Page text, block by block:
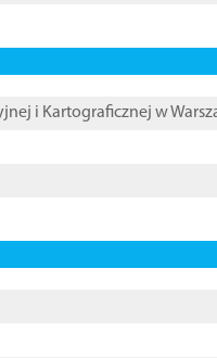
i Kartograficznej w